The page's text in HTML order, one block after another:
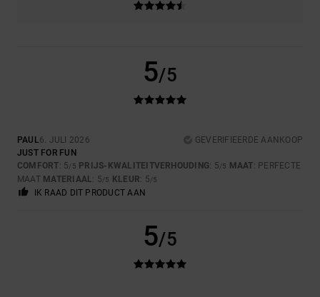
5/5
PAUL 6. JULI 2026
GEVERIFIEERDE AANKOOP
JUST FOR FUN
COMFORT: 5/5 PRIJS-KWALITEITVERHOUDING: 5/5 MAAT: PERFECTE
MAAT MATERIAAL : 5/5 KLEUR: 5/5
IK RAAD DIT PRODUCT AAN
5/5